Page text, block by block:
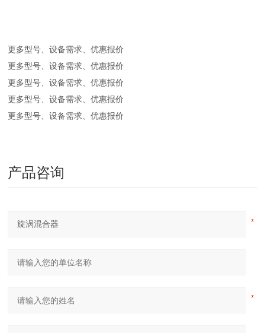
更多型号、设备需求、优惠报价
更多型号、设备需求、优惠报价
更多型号、设备需求、优惠报价
更多型号、设备需求、优惠报价
更多型号、设备需求、优惠报价
产品咨询